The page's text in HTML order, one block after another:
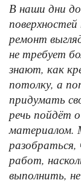
В наши дни
ремонт
не требует
знают, как
потолку, а
придумать
речь пойдёт
материалом.
работ,
выполнить,